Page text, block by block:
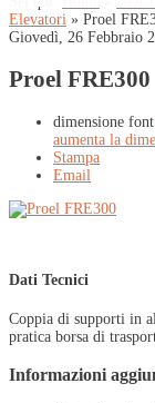
Elevatori » Proel
Giovedì, 26 Febbraio
Proel FRE300
dimensione font
aumenta la
Stampa
Email
Dati Tecnici
Coppia di supporti in
pratica borsa di
Informazioni